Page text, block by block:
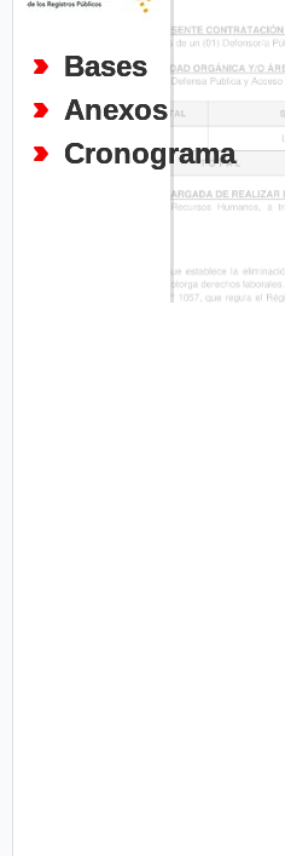
Bases
Anexos
Cronograma